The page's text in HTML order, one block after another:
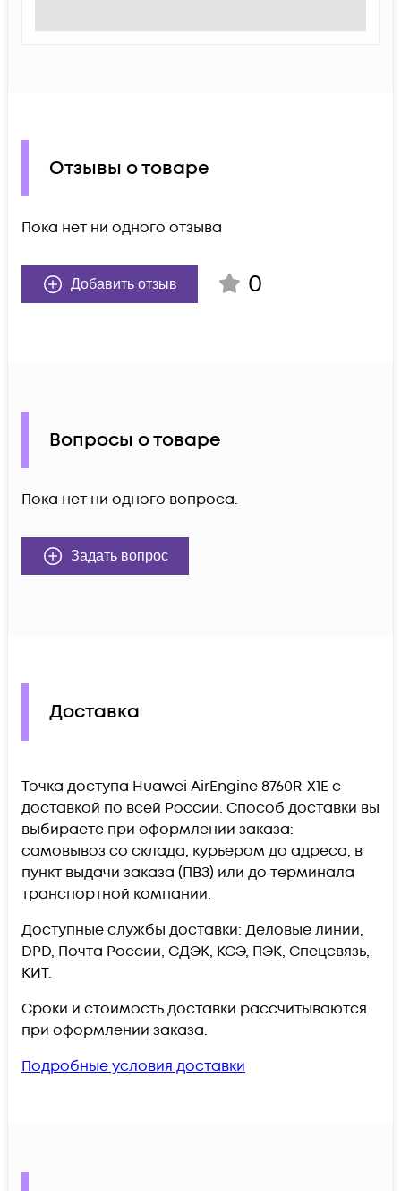
Отзывы о товаре
Пока нет ни одного отзыва
Добавить отзыв 0
Вопросы о товаре
Пока нет ни одного вопроса.
Задать вопрос
Доставка
Точка доступа Huawei AirEngine 8760R-X1E c
доставкой по всей России. Способ доставки вы
выбираете при оформлении заказа:
самовывоз со склада, курьером до адреса, в
пункт выдачи заказа (ПВЗ) или до терминала
транспортной компании.
Доступные службы доставки: Деловые линии,
DPD, Почта России, СДЭК, КСЭ, ПЭК, Спецсвязь,
КИТ.
Сроки и стоимость доставки рассчитываются
при оформлении заказа.
Подробные условия доставки